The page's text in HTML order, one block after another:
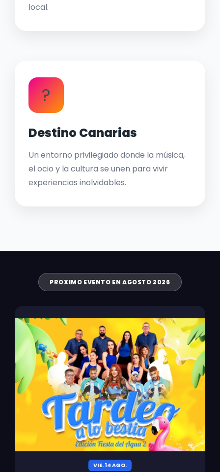
local.
?
Destino Canarias
Un entorno privilegiado donde la música,
el ocio y la cultura se unen para vivir
experiencias inolvidables.
PROXIMO EVENTO EN AGOSTO 2026
VIE. 14 AGO.